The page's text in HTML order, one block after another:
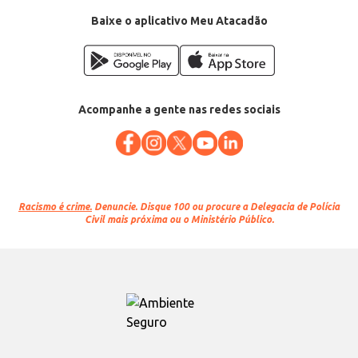
Baixe o aplicativo Meu Atacadão
Acompanhe a gente nas redes sociais
Racismo é crime. Denuncie. Disque 100 ou procure a Delegacia de Polícia
Civil mais próxima ou o Ministério Público.